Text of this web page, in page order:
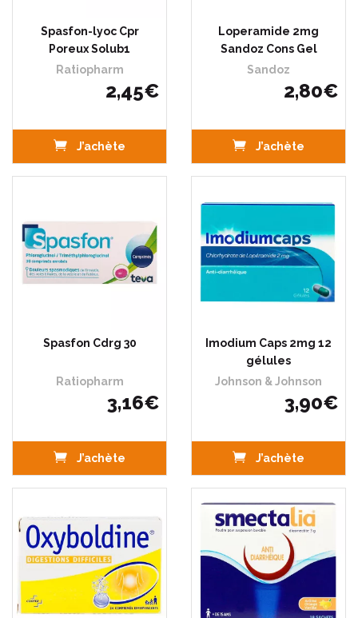
Spasfon-lyoc Cpr
Poreux Solub1
Ratiopharm
2,45€
J’achète
Loperamide 2mg
Sandoz Cons Gel
Sandoz
2,80€
J’achète
Spasfon Cdrg 30
Ratiopharm
3,16€
J’achète
Imodium Caps 2mg 12
gélules
Johnson & Johnson
3,90€
J’achète